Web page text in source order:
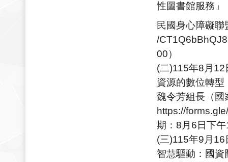
性圖書館服務」
民國身心障礙
/
00）
(二)115年8月
資源的數位轉
魏令芳組長（國
https://
期：8月6日下
(三)115年9月
智慧驅動：國